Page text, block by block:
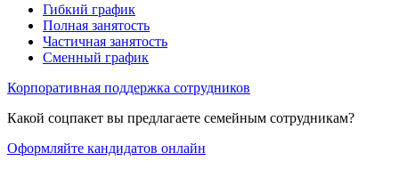
Гибкий график
Полная занятость
Частичная занятость
Сменный график
Корпоративная поддержка сотрудников
Какой соцпакет вы предлагаете семейным сотрудникам?
Оформляйте кандидатов онлайн